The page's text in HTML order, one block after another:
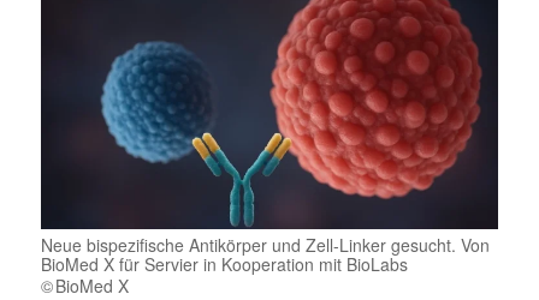
Neue bispezifische Antikörper und Zell-Linker gesucht. Von
BioMed X für Servier in Kooperation mit BioLabs
BioMed X